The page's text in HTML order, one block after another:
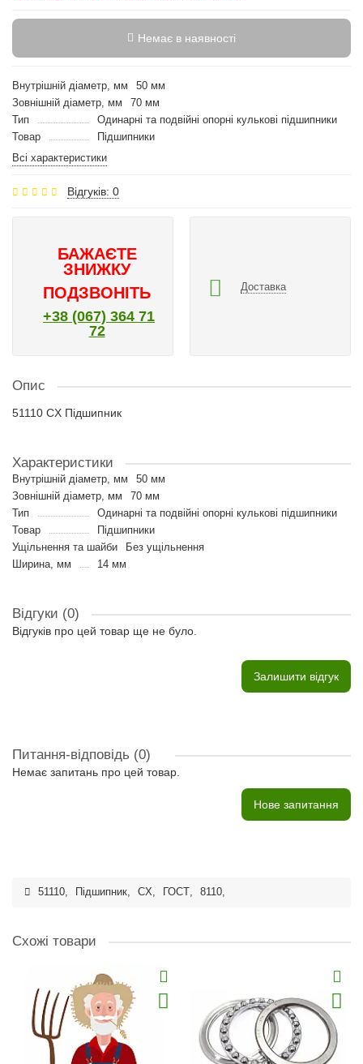
Немає в наявності
Внутрішній діаметр, мм
50 мм
Зовнішній діаметр, мм
70 мм
Тип
Одинарні та подвійні опорні кулькові підшипники
Товар
Підшипники
Всі характеристики
Відгуків: 0
БАЖАЄТЕ
ЗНИЖКУ
ПОДЗВОНІТЬ
+38 (067) 364 71
72
Доставка
Опис
51110 CX Підшипник
Характеристики
Внутрішній діаметр, мм
50 мм
Зовнішній діаметр, мм
70 мм
Тип
Одинарні та подвійні опорні кулькові підшипники
Товар
Підшипники
Ущільнення та шайби
Без ущільнення
Ширина, мм
14 мм
Відгуки (0)
Відгуків про цей товар ще не було.
Залишити відгук
Питання-відповідь (0)
Немає запитань про цей товар.
Нове запитання
51110, Підшипник, CX, ГОСТ , 8110,
Схожі товари